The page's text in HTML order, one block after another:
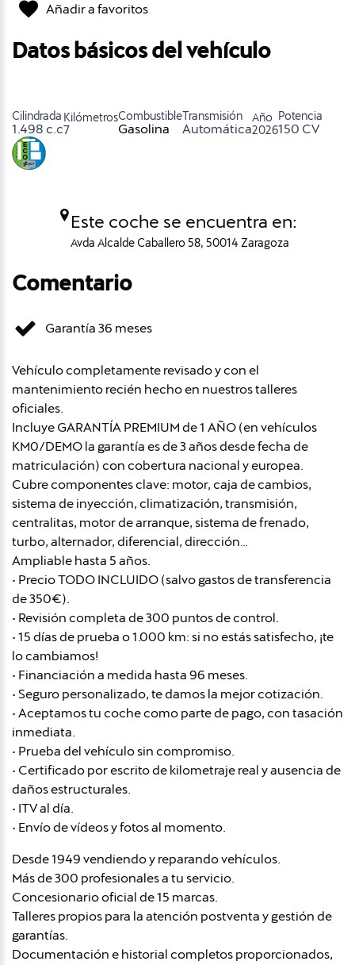
Añadir a favoritos
Datos básicos del vehículo
Cilindrada
1.498 c.c
Kilómetros
7
Combustible
Gasolina
Transmisión
Automática
Año
2026
Potencia
150 CV
Este coche se encuentra en:
Avda Alcalde Caballero 58, 50014 Zaragoza
Comentario
Garantía 36 meses
Vehículo completamente revisado y con el
mantenimiento recién hecho en nuestros talleres
oficiales.
Incluye GARANTÍA PREMIUM de 1 AÑO (en vehículos
KM0/DEMO la garantía es de 3 años desde fecha de
matriculación) con cobertura nacional y europea.
Cubre componentes clave: motor, caja de cambios,
sistema de inyección, climatización, transmisión,
centralitas, motor de arranque, sistema de frenado,
turbo, alternador, diferencial, dirección…
Ampliable hasta 5 años.
• Precio TODO INCLUIDO (salvo gastos de transferencia
de 350€).
• Revisión completa de 300 puntos de control.
• 15 días de prueba o 1.000 km: si no estás satisfecho, ¡te
lo cambiamos!
• Financiación a medida hasta 96 meses.
• Seguro personalizado, te damos la mejor cotización.
• Aceptamos tu coche como parte de pago, con tasación
inmediata.
• Prueba del vehículo sin compromiso.
• Certificado por escrito de kilometraje real y ausencia de
daños estructurales.
• ITV al día.
• Envío de vídeos y fotos al momento.
Desde 1949 vendiendo y reparando vehículos.
Más de 300 profesionales a tu servicio.
Concesionario oficial de 15 marcas.
Talleres propios para la atención postventa y gestión de
garantías.
Documentación e historial completos proporcionados,